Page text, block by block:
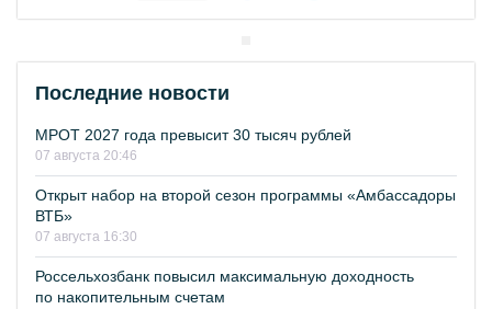
Последние новости
МРОТ 2027 года превысит 30 тысяч рублей
07 августа 20:46
Открыт набор на второй сезон программы «Амбассадоры
ВТБ»
07 августа 16:30
Россельхозбанк повысил максимальную доходность
по накопительным счетам